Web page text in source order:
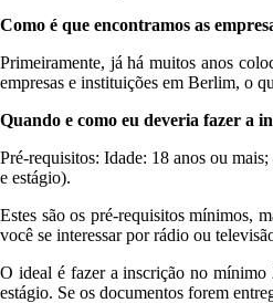
Como é que encontramos as
Primeiramente, já há muitos anos
empresas e instituições em Berlim, o
Quando e como eu deveria fazer a
Pré-requisitos: Idade: 18 anos ou
e estágio).
Estes são os pré-requisitos mínimos,
você se interessar por rádio ou
O ideal é fazer a inscrição no mínimo
estágio. Se os documentos forem